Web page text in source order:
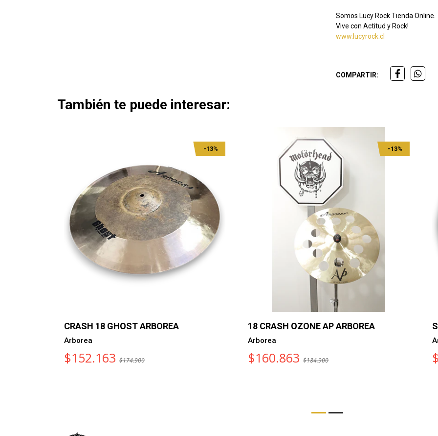
Somos Lucy Rock Tienda Online.
Vive con Actitud y Rock!
www.lucyrock.cl
COMPARTIR:
También te puede interesar:
-13%
CRASH 18 GHOST ARBOREA
Arborea
$152.163 $174.900
-13%
18 CRASH OZONE AP ARBOREA
Arborea
$160.863 $184.900